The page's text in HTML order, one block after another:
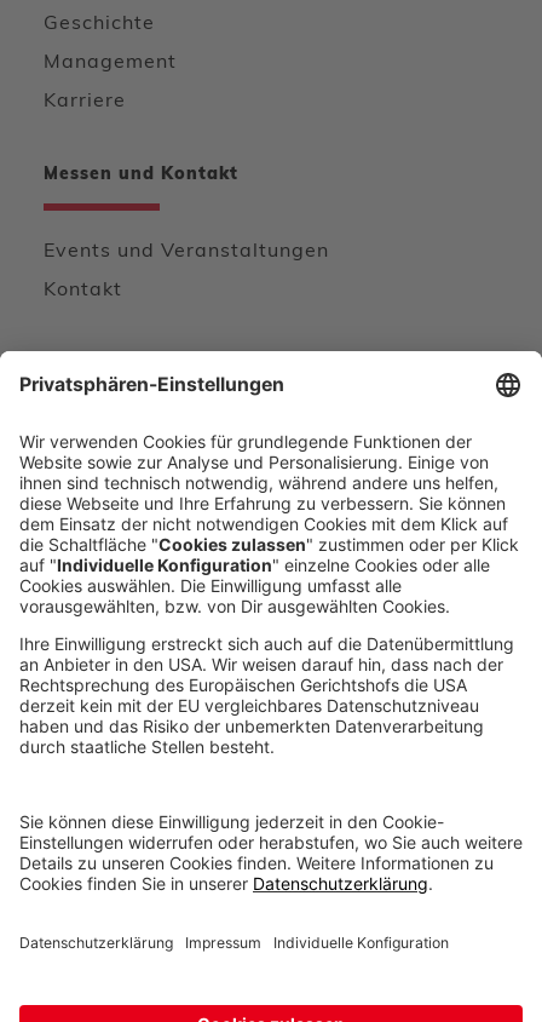
Geschichte
Management
Karriere
Messen und Kontakt
Events und Veranstaltungen
Kontakt
KONTAKTFORMULAR
DIREKT ANRUFEN
voxeljet 3D Newsletter
Aktuelles aus der additiven Fertigung
NEWSLETTER ABONNIEREN
© voxeljet GmbH 2020